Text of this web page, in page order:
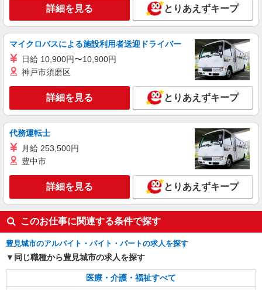
詳細を見る とりあえずキープ
マイクロバスによる施設利用者送迎ドライバー
日給 10,900円〜10,900円
神戸市須磨区
詳細を見る とりあえずキープ
代務運転士
月給 253,500円
豊中市
詳細を見る とりあえずキープ
このお仕事に関連する条件で探す
豊見城市のアルバイト・バイト・パートの求人を探す
同じ職種から豊見城市の求人を探す
医療・介護・福祉すべて